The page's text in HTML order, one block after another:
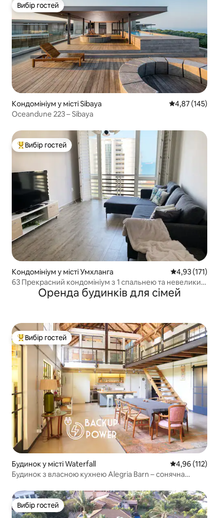
Вибір гостей
Вибір гостей
Кондомініум у місті Sibaya Середня
4,87 (145)
Oceandune 223 – Sibaya
Топ вибір гостей
Вибір гостей
Кондомініум у місті Умхланга Середня
4,93 (171)
63 Прекрасний кондомініум з 1 спальнею та невеликим
інверторомОренда будинків для сімей
Топ вибір гостей
Вибір гостей
Будинок у місті Waterfall Середня
4,96 (112)
Будинок з власною кухнею Alegria Barn – сонячна
Вибір гостей
Вибір гостей